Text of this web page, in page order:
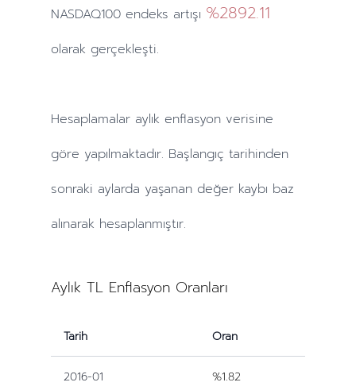
NASDAQ100 endeks artışı %2892.11
olarak gerçekleşti.
Hesaplamalar aylık enflasyon verisine
göre yapılmaktadır. Başlangıç tarihinden
sonraki aylarda yaşanan değer kaybı baz
alınarak hesaplanmıştır.
Aylık TL Enflasyon Oranları
Tarih Oran
2016-01 %1.82